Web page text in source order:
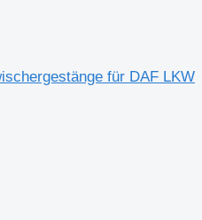
für DAF LKW